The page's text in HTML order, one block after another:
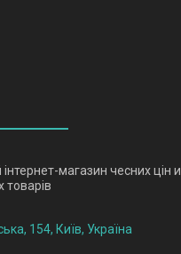
магазин чесних цін и
товарів
154, Київ, Україна